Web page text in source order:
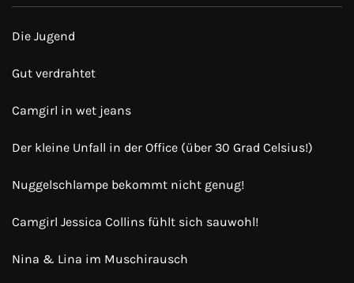
Die Jugend
Gut verdrahtet
Camgirl in wet jeans
Der kleine Unfall in der Office (über 30 Grad Celsius!)
Nuggelschlampe bekommt nicht genug!
Camgirl Jessica Collins fühlt sich sauwohl!
Nina & Lina im Muschirausch